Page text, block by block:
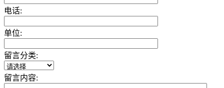
电话:
单位:
留言分类:
留言内容: